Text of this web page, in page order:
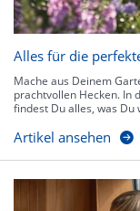
Alles für die
Mache aus Deinem
prachtvollen Hecken. In
findest Du alles, was Du
Artikel ansehen